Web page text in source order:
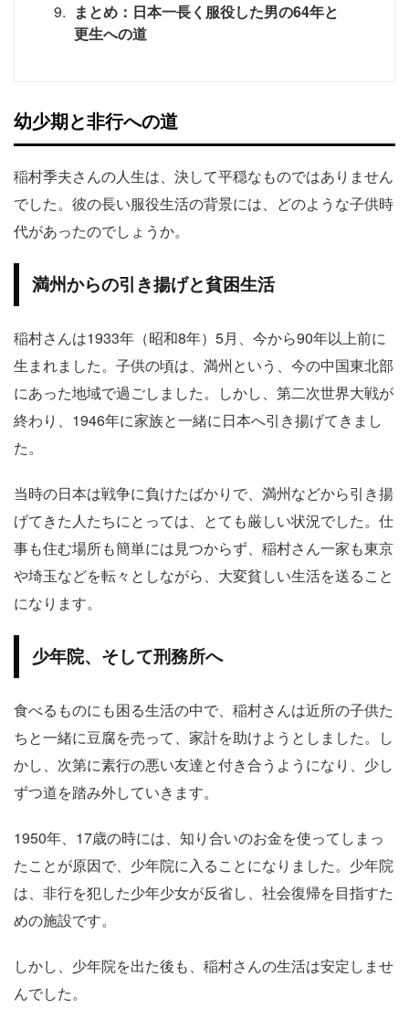
まとめ：日本一長く服役した男の64年と
更生への道
幼少期と非行への道
稲村季夫さんの人生は、決して平穏なものではありません
でした。彼の長い服役生活の背景には、どのような子供時
代があったのでしょうか。
満州からの引き揚げと貧困生活
稲村さんは1933年（昭和8年）5月、今から90年以上前に
生まれました。子供の頃は、満州という、今の中国東北部
にあった地域で過ごしました。しかし、第二次世界大戦が
終わり、1946年に家族と一緒に日本へ引き揚げてきまし
た。
当時の日本は戦争に負けたばかりで、満州などから引き揚
げてきた人たちにとっては、とても厳しい状況でした。仕
事も住む場所も簡単には見つからず、稲村さん一家も東京
や埼玉などを転々としながら、大変貧しい生活を送ること
になります。
少年院、そして刑務所へ
食べるものにも困る生活の中で、稲村さんは近所の子供た
ちと一緒に豆腐を売って、家計を助けようとしました。し
かし、次第に素行の悪い友達と付き合うようになり、少し
ずつ道を踏み外していきます。
1950年、17歳の時には、知り合いのお金を使ってしまっ
たことが原因で、少年院に入ることになりました。少年院
は、非行を犯した少年少女が反省し、社会復帰を目指すた
めの施設です。
しかし、少年院を出た後も、稲村さんの生活は安定しませ
んでした。